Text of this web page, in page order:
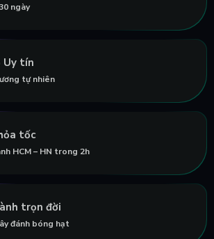
ngày
Uy tín
tự nhiên
tốc
HCM – HN trong 2h
trọn đời
đánh bóng hạt